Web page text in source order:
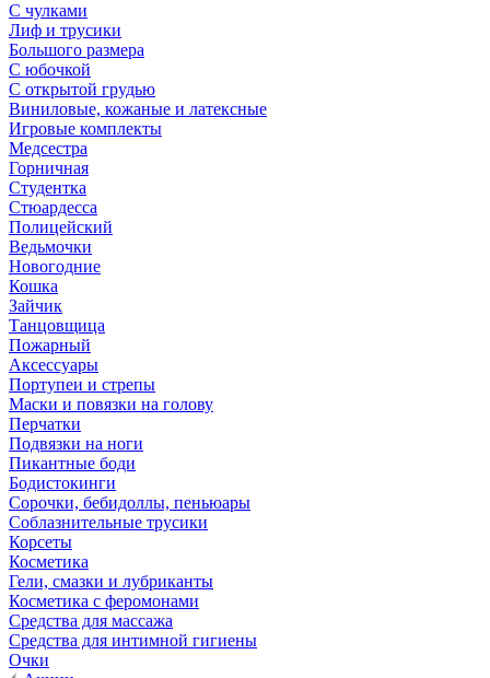
С чулками
Лиф и трусики
Большого размера
С юбочкой
С открытой грудью
Виниловые, кожаные и латексные
Игровые комплекты
Медсестра
Горничная
Студентка
Стюардесса
Полицейский
Ведьмочки
Новогодние
Кошка
Зайчик
Танцовщица
Пожарный
Аксессуары
Портупеи и стрепы
Маски и повязки на голову
Перчатки
Подвязки на ноги
Пикантные боди
Бодистокинги
Сорочки, бебидоллы, пеньюары
Соблазнительные трусики
Корсеты
Косметика
Гели, смазки и лубриканты
Косметика с феромонами
Средства для массажа
Средства для интимной гигиены
Очки